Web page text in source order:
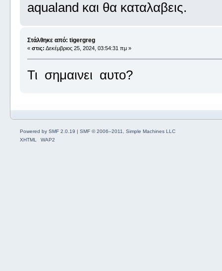
aqualand και θα καταλαβεις.
Στάλθηκε από: tigergreg
« στις: Δεκέμβριος 25, 2024, 03:54:31 πμ »
Τι σημαινει αυτο?
Powered by SMF 2.0.19 | SMF © 2006–2011, Simple Machines LLC
XHTML
WAP2